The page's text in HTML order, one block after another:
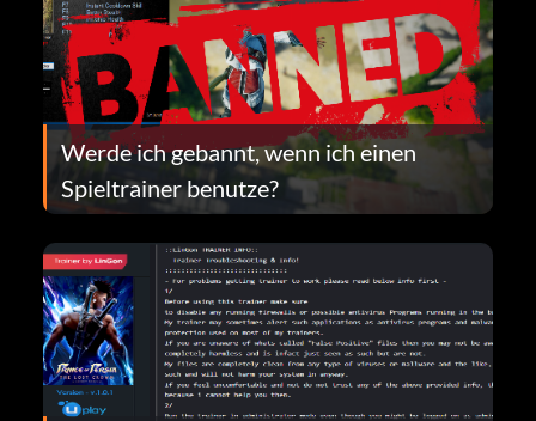
Werde ich gebannt, wenn ich einen
Spieltrainer benutze?